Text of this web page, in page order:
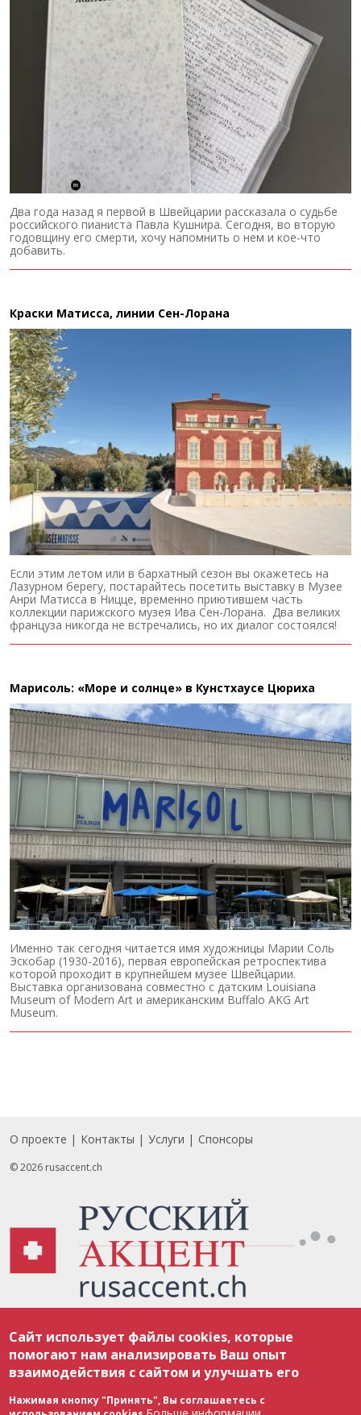
Два года назад я первой в Швейцарии рассказала о судьбе
российского пианиста Павла Кушнира. Сегодня, во вторую
годовщину его смерти, хочу напомнить о нем и кое-что
добавить.
Краски Матисса, линии Сен-Лорана
Если этим летом или в бархатный сезон вы окажетесь на
Лазурном берегу, постарайтесь посетить выставку в Музее
Анри Матисса в Ницце, временно приютившем часть
коллекции парижского музея Ива Сен-Лорана. Два великих
француза никогда не встречались, но их диалог состоялся!
Марисоль: «Море и солнце» в Кунстхаусе Цюриха
Именно так сегодня читается имя художницы Марии Соль
Эскобар (1930-2016), первая европейская ретроспектива
которой проходит в крупнейшем музее Швейцарии.
Выставка организована совместно с датским Louisiana
Museum of Modern Art и американским Buffalo AKG Art
Museum.
Footer
О проекте Контакты Услуги Спонсоры
© 2026 rusaccent.ch
соответствии с законодательством Швейцарии об авторском праве и
международными соглашениями. Полное или частичное использование
материалов возможно только с разрешения редакции. В случае полного
или частичного воспроизведения материалов сайта rusaccent.ch,
ОБЯЗАТЕЛЬНА АКТИВНАЯ ГИПЕРССЫЛКА на конкретный заимствованный
текст. Фотоизображения, размещенные редакцией rusaccent.ch, являются
ее исключительной собственностью. Полное или частичное
Сайт использует файлы cookies, которые
помогают нам анализировать Ваш опыт
взаимодействия с сайтом и улучшать его
Нажимая кнопку "Принять", Вы соглашаетесь с